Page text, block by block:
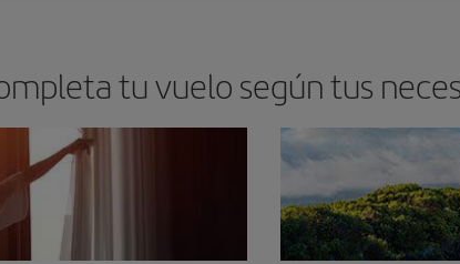
tu vuelo según tus